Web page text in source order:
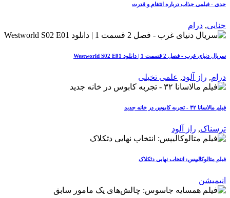
حدی - فیلمی جذاب درباره انتقام و قدرت
جنایی, درام
سریال دنیای غرب - فصل 2 قسمت 1 | دانلود Westworld S02 E01
درام, راز آلود, علمی تخیلی
فیلم مالاسانا ۳۲ - تجربه کابوس در خانه جدید
ترسناک, راز آلود
فیلم متالوکالیپس: انتخاب نهایی دثکلاک
انیمیشن